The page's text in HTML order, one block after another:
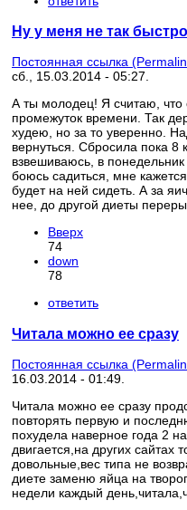
Ну у меня не так
Постоянная ссылка
сб., 15.03.2014 - 05:27.
А ты молодец! Я считаю, что
промежуток времени. Так
худею, но за то уверенно.
вернуться. Сбросила пока 8
взвешиваюсь, в
боюсь садиться, мне
будет на ней сидеть. А за
нее, до другой диеты
Вверх
74
down
78
ответить
Читала можно ее сразу
Постоянная ссылка
16.03.2014 - 01:49.
Читала можно ее сразу
повторять первую и
похудела наверное года 2
двигается,на других сайтах
довольные,вес типа не
диете заменю яйца на
недели каждый